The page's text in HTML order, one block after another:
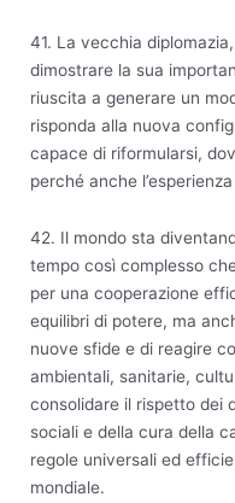
41. La vecchia
dimostrare la sua
riuscita a generare un
risponda alla nuova
capace di riformularsi,
perché anche
42. Il mondo sta
tempo così complesso
per una cooperazione
equilibri di potere, ma
nuove sfide e di reagire
ambientali, sanitarie,
consolidare il rispetto dei
sociali e della cura della
regole universali ed
mondiale.